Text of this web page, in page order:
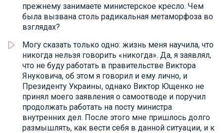
прежнему занимаете министерское кресло. Чем
была вызвана столь радикальная метаморфоза во
взглядах?
Могу сказать только одно: жизнь меня научила, что
никогда нельзя говорить «никогда». Да, я заявлял,
что не буду работать в правительстве Виктора
Януковича, об этом я говорил и ему лично, и
Президенту Украины, однако Виктор Ющенко не
принял моего заявления о самоотводе и поручил
продолжать работать на посту министра
внутренних дел. После этого мне пришлось долго
размышлять, как вести себя в данной ситуации, и к